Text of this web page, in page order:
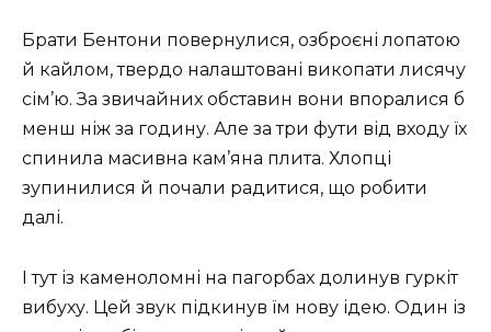
Брати Бентони повернулися, озброєні лопатою
й кайлом, твердо налаштовані викопати лисячу
сім’ю. За звичайних обставин вони впоралися б
менш ніж за годину. Але за три фути від входу їх
спинила масивна кам’яна плита. Хлопці
зупинилися й почали радитися, що робити
далі.
І тут із каменоломні на пагорбах долинув гуркіт
вибуху. Цей звук підкинув їм нову ідею. Один із